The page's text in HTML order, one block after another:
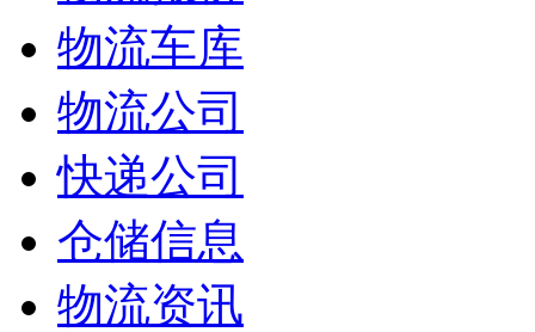
物流车库
物流公司
快递公司
仓储信息
物流资讯